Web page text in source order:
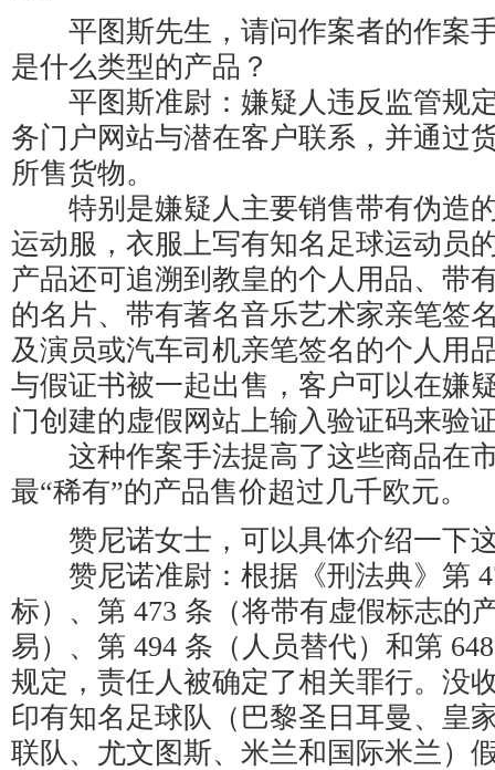
平图斯先生，请问作案者的作案
是什么类型的产品？
平图斯准尉：嫌疑人违反监管规
务门户网站与潜在客户联系，并通过
所售货物。
特别是嫌疑人主要销售带有伪造
运动服，衣服上写有知名足球运动员
产品还可追溯到教皇的个人用品、带
的名片、带有著名音乐艺术家亲笔签
及演员或汽车司机亲笔签名的个人用
与假证书被一起出售，客户可以在嫌
门创建的虚假网站上输入验证码来验
这种作案手法提高了这些商品在
最“稀有”的产品售价超过几千欧元。
赞尼诺女士，可以具体介绍一下
赞尼诺准尉：根据《刑法典》第
标）、第 473 条（将带有虚假标志的
易）、第 494 条（人员替代）和第
规定，责任人被确定了相关罪行。没
印有知名足球队（巴黎圣日耳曼、皇
联队、尤文图斯、米兰和国际米兰）